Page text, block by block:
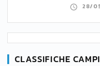
28/
CLASSIFICHE